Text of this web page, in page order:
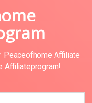
Peaceofhome Affiliate
Affiliateprogram!